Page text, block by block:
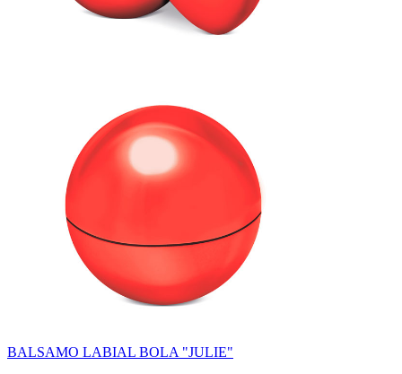
BALSAMO LABIAL BOLA "JULIE"